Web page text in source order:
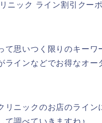
ニック ライン割引クー
て思いつく限りのキー
ラインなどでお得なオ
リニックのお店のライ